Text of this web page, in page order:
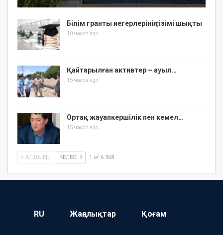
Білім гранты иегерлерінің тізімі шықты
10 часов ago
Қайтарылған активтер – ауыл…
15 часов ago
Ортақ жауапкершілік пен кемел…
15 часов ago
АЛДЫҢҒЫ КЕЛЕСІ 1 of 6 368
RU Жаңалықтар Қоғам